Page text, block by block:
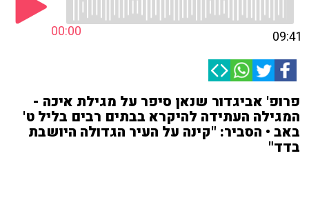
00:00 09:41
פרופ' אביגדור שנאן סיפר על מגילת איכה -
המגילה העתידה להיקרא בבתים רבים בליל ט'
באב • הסביר: "קינה על העיר הגדולה היושבת
בדד"